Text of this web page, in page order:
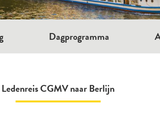
Dagprogramma
Ledenreis CGMV naar Berlijn